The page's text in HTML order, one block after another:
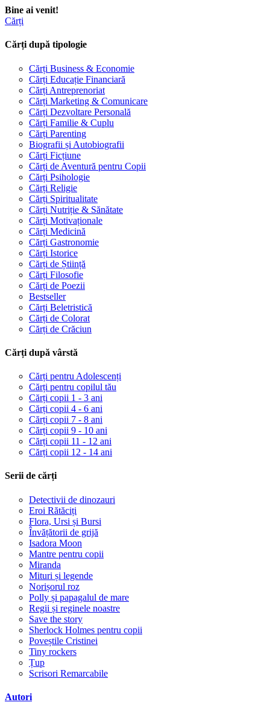
Bine ai venit!
Cărți
Cărți după tipologie
Cărți Business & Economie
Cărți Educație Financiară
Cărți Antreprenoriat
Cărți Marketing & Comunicare
Cărți Dezvoltare Personală
Cărți Familie & Cuplu
Cărți Parenting
Biografii și Autobiografii
Cărți Ficțiune
Cărți de Aventură pentru Copii
Cărți Psihologie
Cărți Religie
Cărți Spiritualitate
Cărți Nutriție & Sănătate
Cărți Motivaționale
Cărți Medicină
Cărți Gastronomie
Cărți Istorice
Cărți de Știință
Cărți Filosofie
Cărți de Poezii
Bestseller
Cărți Beletristică
Cărți de Colorat
Cărți de Crăciun
Cărți după vârstă
Cărți pentru Adolescenți
Cărți pentru copilul tău
Cărți copii 1 - 3 ani
Cărți copii 4 - 6 ani
Cărți copii 7 - 8 ani
Cărți copii 9 - 10 ani
Cărți copii 11 - 12 ani
Cărți copii 12 - 14 ani
Serii de cărți
Detectivii de dinozauri
Eroi Rătăciți
Flora, Ursi și Bursi
Învățătorii de grijă
Isadora Moon
Mantre pentru copii
Miranda
Mituri și legende
Norișorul roz
Polly și papagalul de mare
Regii și reginele noastre
Save the story
Sherlock Holmes pentru copii
Poveștile Cristinei
Tiny rockers
Țup
Scrisori Remarcabile
Autori